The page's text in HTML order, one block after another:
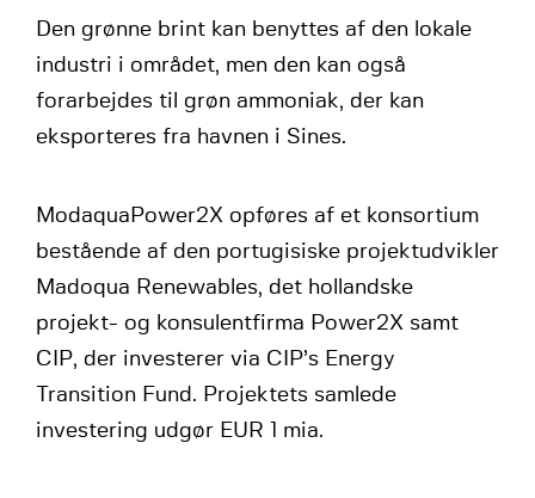
Den grønne brint kan benyttes af den lokale
industri i området, men den kan også
forarbejdes til grøn ammoniak, der kan
eksporteres fra havnen i Sines.
ModaquaPower2X opføres af et konsortium
bestående af den portugisiske projektudvikler
Madoqua Renewables, det hollandske
projekt- og konsulentfirma Power2X samt
CIP, der investerer via CIP’s Energy
Transition Fund. Projektets samlede
investering udgør EUR 1 mia.